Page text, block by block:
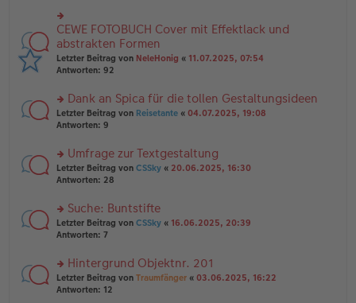
g
e
n
er
B
ei
tr
g
u
n
g
el
es
e
er
B
ei
tr
g
rs
te
r
u
n
el
es
e
B
ei
tr
g
CEWE FOTOBUCH Cover mit Effektlack und
abstrakten Formen
Letzter Beitrag von NeleHonig « 11.07.2025, 07:54
Antworten: 92
rs
te
n
g
el
e
n
er
tr
a
g
Dank an Spica für die tollen Gestaltungsideen
Letzter Beitrag von Reisetante « 04.07.2025, 19:08
Antworten: 9
rs
te
n
g
el
e
n
er
Umfrage zur Textgestaltung
Letzter Beitrag von CSSky « 20.06.2025, 16:30
Antworten: 28
rs
te
n
g
el
Suche: Buntstifte
Letzter Beitrag von CSSky « 16.06.2025, 20:39
Antworten: 7
rs
te
Hintergrund Objektnr. 201
Letzter Beitrag von Traumfänger « 03.06.2025, 16:22
Antworten: 12